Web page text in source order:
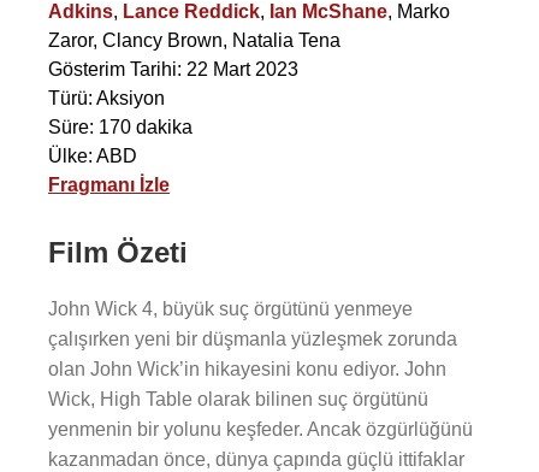
Adkins, Lance Reddick, Ian McShane, Marko
Zaror, Clancy Brown, Natalia Tena
Gösterim Tarihi: 22 Mart 2023
Türü: Aksiyon
Süre: 170 dakika
Ülke: ABD
Fragmanı İzle
Film Özeti
John Wick 4, büyük suç örgütünü yenmeye
çalışırken yeni bir düşmanla yüzleşmek zorunda
olan John Wick’in hikayesini konu ediyor. John
Wick, High Table olarak bilinen suç örgütünü
yenmenin bir yolunu keşfeder. Ancak özgürlüğünü
kazanmadan önce, dünya çapında güçlü ittifaklar